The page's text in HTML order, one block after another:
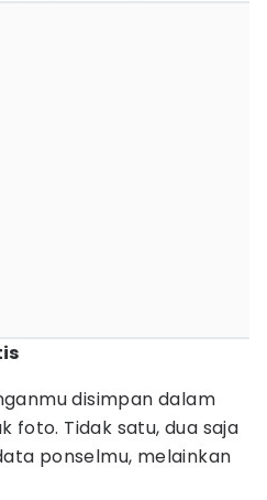
disimpan dalam
foto. Tidak satu, dua saja
ponselmu, melainkan